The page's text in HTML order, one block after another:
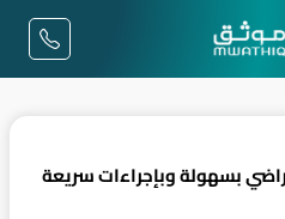
بسهولة وبإجراءات سريعة